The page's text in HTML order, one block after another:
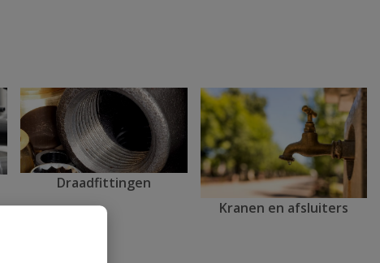
Draadfittingen
Kranen en afsluiters